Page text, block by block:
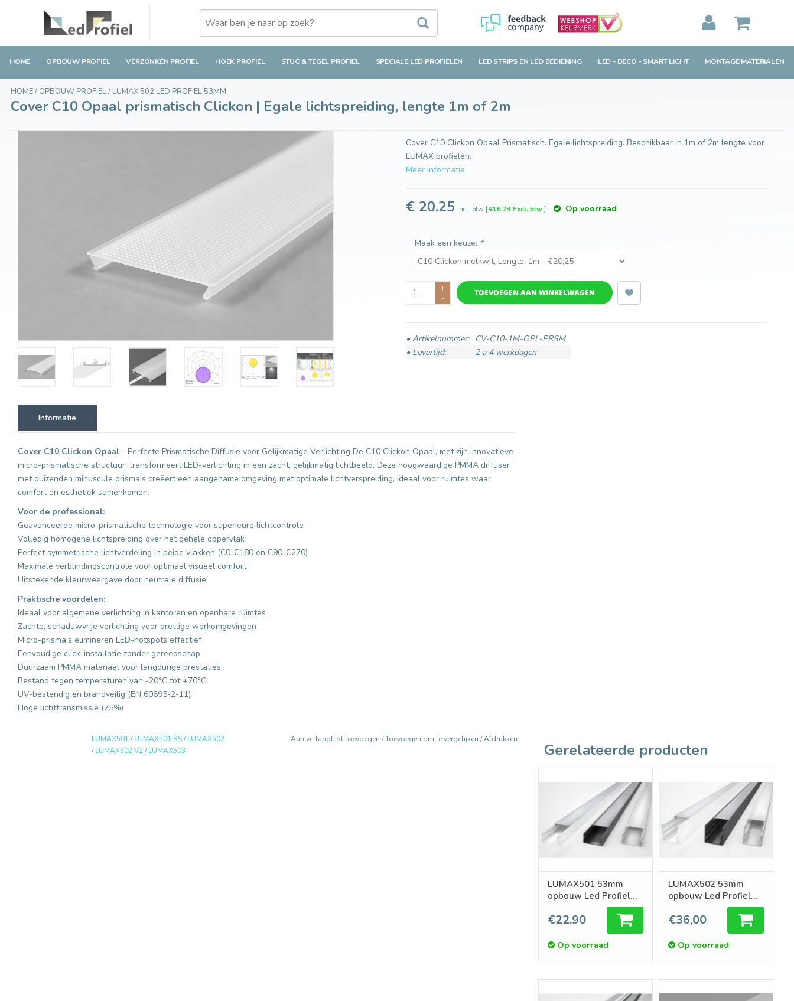
HOME OPBOUW PROFIEL VERZONKEN PROFIEL HOEK PROFIEL STUC & TEGEL PROFIEL SPECIALE LED PROFIELEN LED STRIPS EN LED BEDIENING LED - DECO - SMART LIGHT MONTAGE MATERIALEN
Cover C10 Opaal prismatisch Clickon | Egale lichtspreiding, lengte 1m of 2m
HOME/ OPBOUW PROFIEL/ LUMAX 502 LED PROFIEL 53MM
Cover C10 Opaal prismatisch Clickon | Egale lichtspreiding, lengte 1m of 2m
Cover C10 Clickon Opaal Prismatisch. Egale lichtspreiding. Beschikbaar in 1m of 2m lengte voor
LUMAX profielen.
Meer informatie
€ 20.25 Incl. btw [€16,74 Excl. btw] Op voorraad
Maak een keuze: *
+
-
TOEVOEGEN AAN WINKELWAGEN
• Artikelnummer:
CV-C10-1M-OPL-PRSM
• Levertijd:
2 a 4 werkdagen
Informatie
Cover C10 Clickon Opaal - Perfecte Prismatische Diffusie voor Gelijkmatige Verlichting De C10 Clickon Opaal, met zijn innovatieve
micro-prismatische structuur, transformeert LED-verlichting in een zacht, gelijkmatig lichtbeeld. Deze hoogwaardige PMMA diffuser
met duizenden minuscule prisma's creëert een aangename omgeving met optimale lichtverspreiding, ideaal voor ruimtes waar
comfort en esthetiek samenkomen.
Voor de professional:
Geavanceerde micro-prismatische technologie voor superieure lichtcontrole
Volledig homogene lichtspreiding over het gehele oppervlak
Perfect symmetrische lichtverdeling in beide vlakken (C0-C180 en C90-C270)
Maximale verblindingscontrole voor optimaal visueel comfort
Uitstekende kleurweergave door neutrale diffusie
Praktische voordelen:
Ideaal voor algemene verlichting in kantoren en openbare ruimtes
Zachte, schaduwvrije verlichting voor prettige werkomgevingen
Micro-prisma's elimineren LED-hotspots effectief
Eenvoudige click-installatie zonder gereedschap
Duurzaam PMMA materiaal voor langdurige prestaties
Bestand tegen temperaturen van -20°C tot +70°C
UV-bestendig en brandveilig (EN 60695-2-11)
Hoge lichttransmissie (75%)
Gerelateerde producten
LUMAX501 53mm
opbouw Led Profiel
€22,90
Op voorraad
LUMAX502 53mm
opbouw Led Profiel
€36,00
Op voorraad
LUMAX501 /LUMAX501 RS/LUMAX502
/LUMAX502 V2/LUMAX503
Aan verlanglijst toevoegen /Toevoegen om te vergelijken /Afdrukken